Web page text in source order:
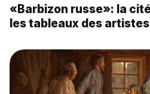
«Barbizon russe»: la
les tableaux des